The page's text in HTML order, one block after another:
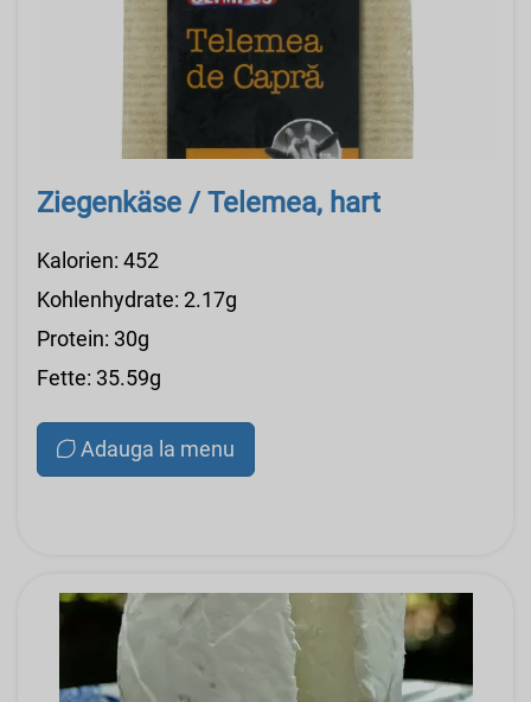
Ziegenkäse / Telemea, hart
Kalorien: 452
Kohlenhydrate: 2.17g
Protein: 30g
Fette: 35.59g
Adauga la menu